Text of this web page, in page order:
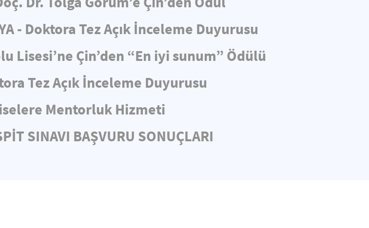
- Doktora Tez Açık İnceleme Duyurusu
Lisesi’ne Çin’den “En iyi sunum” Ödülü
Tez Açık İnceleme Duyurusu
Mentorluk Hizmeti
SINAVI BAŞVURU SONUÇLARI